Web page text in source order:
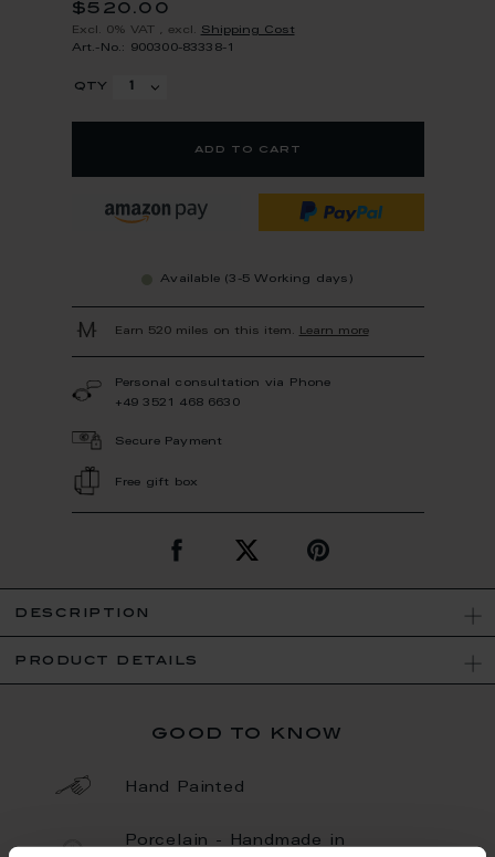
$520.00
Excl. 0% VAT excl. Shipping Cost
Art.-No.: 900300-83338-1
qty
add to cart
Available (3-5 Working days)
Earn 520 miles on this item. Learn more
Personal consultation via Phone
+49 3521 468 6630
Secure Payment
Free gift box
description
product details
good to know
Hand Painted
Porcelain - Handmade in